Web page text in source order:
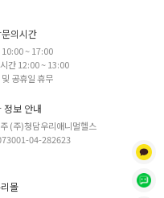
의시간
10:00 ~ 17:00
간 12:00 ~ 13:00
및 공휴일 휴무
정보 안내
(주)청담우리애니멀헬스
04-282623
몰